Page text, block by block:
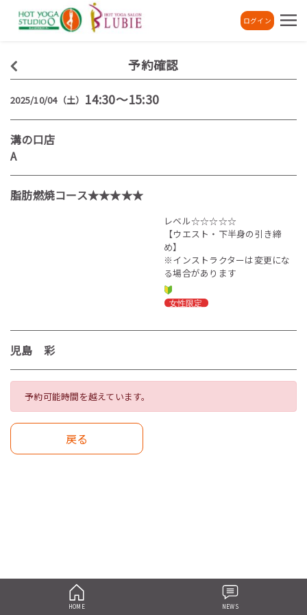
ログイン
予約確認
2025/10/04（土） 14:30～15:30
溝の口店
A
脂肪燃焼コース★★★★★
レベル☆☆☆☆☆
【ウエスト・下半身の引き締
め】
※インストラクターは変更にな
る場合があります
児島 彩
予約可能時間を越えています。
戻る
HOME NEWS